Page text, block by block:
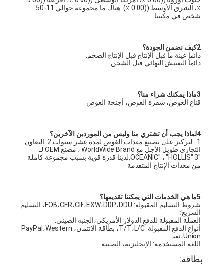
شخص في مكتبنا.
2كيف نضمن الجودة؟
دائما عينة ما قبل الإنتاج قبل الإنتاج الضخم.
دائماً التفتيش النهائي قبل الشحن
3ماذا يمكنك شراء منا؟
قناع الغوص، شفرة الغوص، أجنحة الغوص
4لماذا يجب أن تشتري منا وليس من الموردين الآخرين؟
من معدات الإنتاج المتقدمة
5ما هي الخدمات التي يمكننا تقديمها؟
السريع؛
العملة المقبولة للدفع:الدولار الأمريكي،الجنيه الصيني.
أنواع الدفع المقبولة: T/T،L/C، بطاقة الائتمان،PayPal،Western
Union،نقد.
اللغة المستخدمة: الإنجليزية، الصينية
بطاقة: